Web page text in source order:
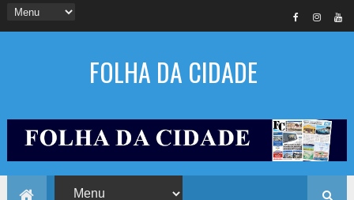
FOLHA DA CIDADE